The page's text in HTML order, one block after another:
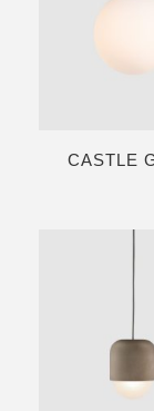
CASTLE